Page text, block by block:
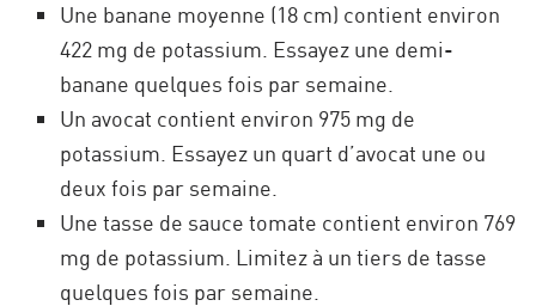
Une banane moyenne (18 cm) contient environ
422 mg de potassium. Essayez une demi-
banane quelques fois par semaine.
Un avocat contient environ 975 mg de
potassium. Essayez un quart d’avocat une ou
deux fois par semaine.
Une tasse de sauce tomate contient environ 769
mg de potassium. Limitez à un tiers de tasse
quelques fois par semaine.